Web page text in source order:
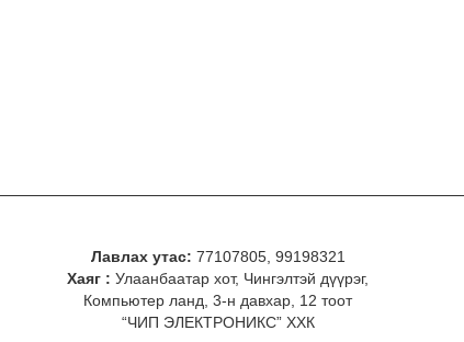
Лавлах утас: 77107805, 99198321
Хаяг : Улаанбаатар хот, Чингэлтэй дүүрэг,
Компьютер ланд, 3-н давхар, 12 тоот
“ЧИП ЭЛЕКТРОНИКС” ХХК